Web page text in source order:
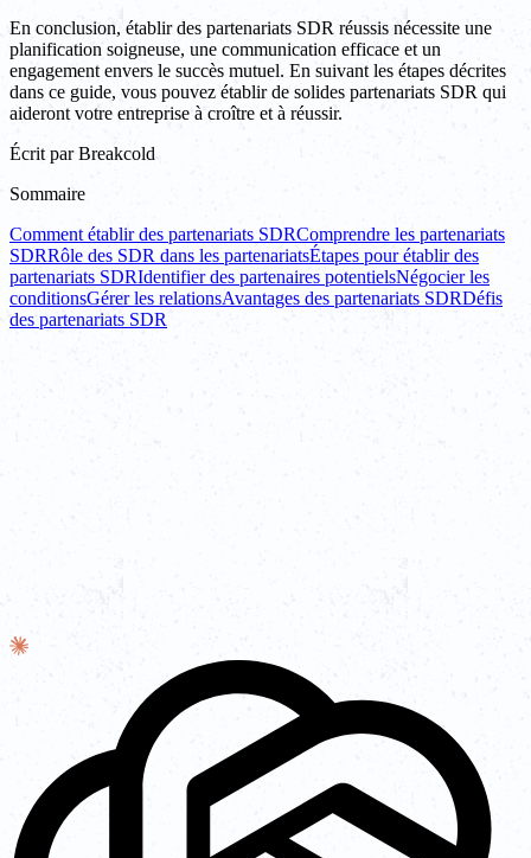
En conclusion, établir des partenariats SDR réussis nécessite une
planification soigneuse, une communication efficace et un
engagement envers le succès mutuel. En suivant les étapes décrites
dans ce guide, vous pouvez établir de solides partenariats SDR qui
aideront votre entreprise à croître et à réussir.
Écrit par Breakcold
Sommaire
Comment établir des partenariats SDRComprendre les partenariats
SDRRôle des SDR dans les partenariatsÉtapes pour établir des
partenariats SDRIdentifier des partenaires potentielsNégocier les
conditionsGérer les relationsAvantages des partenariats SDRDéfis
des partenariats SDR